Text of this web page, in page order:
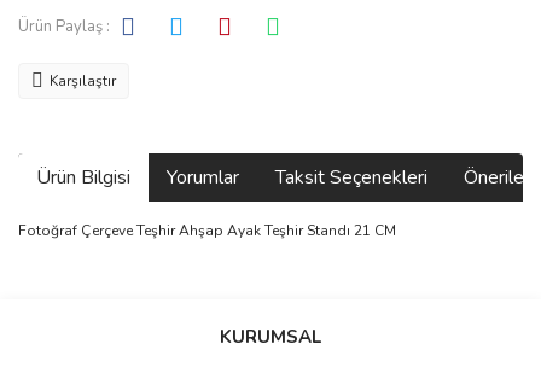
Ürün Paylaş :
Karşılaştır
Ürün Bilgisi Yorumlar Taksit Seçenekleri
Fotoğraf Çerçeve Teşhir Ahşap Ayak Teşhir Standı 21 CM
Bu ürüne ilk yorumu siz yapın!
KURUMSAL